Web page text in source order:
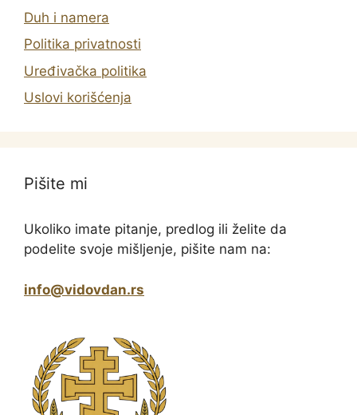
Duh i namera
Politika privatnosti
Uređivačka politika
Uslovi korišćenja
Pišite mi
Ukoliko imate pitanje, predlog ili želite da
podelite svoje mišljenje, pišite nam na:
info@vidovdan.rs